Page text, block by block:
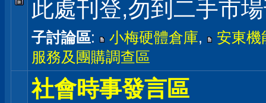
此處刊登,勿到二手市
子討論區: 小梅硬體倉庫,
安東機
服務及團購調查區
社會時事發言區